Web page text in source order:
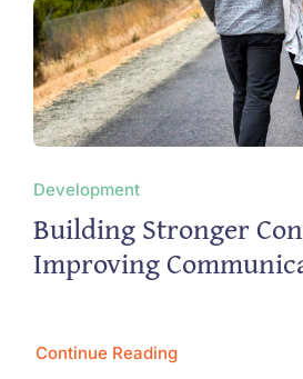
Development
Building Stronger
Improving
Continue Reading